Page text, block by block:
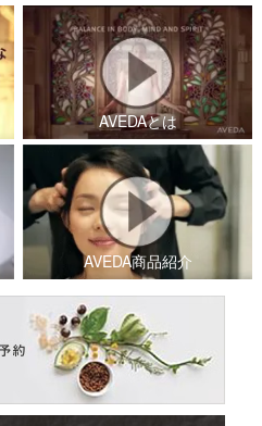
AVEDAとは
AVEDA商品紹介